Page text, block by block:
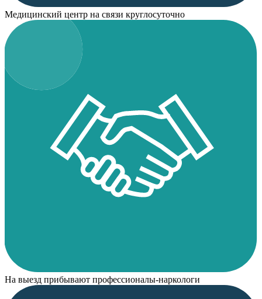
Медицинский центр на связи круглосуточно
На выезд прибывают профессионалы-наркологи